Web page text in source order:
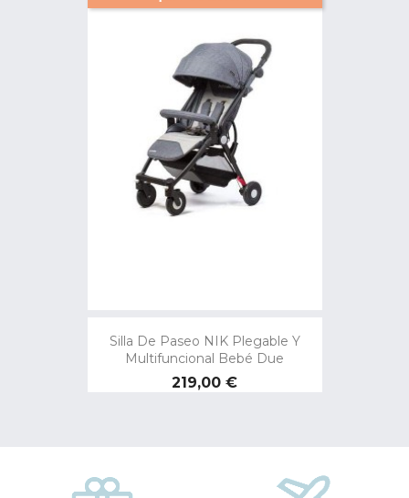
Silla De Paseo NIK Plegable Y
Multifuncional Bebé Due
Precio
219,00 €